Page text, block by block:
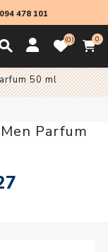
094 478 101
0 0
50 ml
Parfum